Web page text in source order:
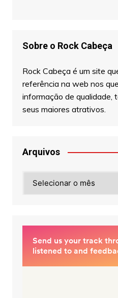
Sobre o Rock Cabeça
Rock Cabeça é um site
referência na web nos
informação de qualidade,
seus maiores atrativos.
Arquivos